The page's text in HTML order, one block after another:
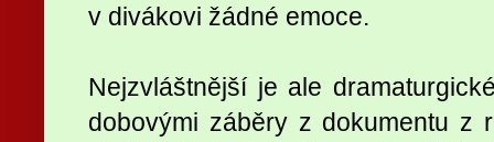
v divákovi žádné emoce.
Nejzvláštnější je ale
dobovými záběry z dokumentu z